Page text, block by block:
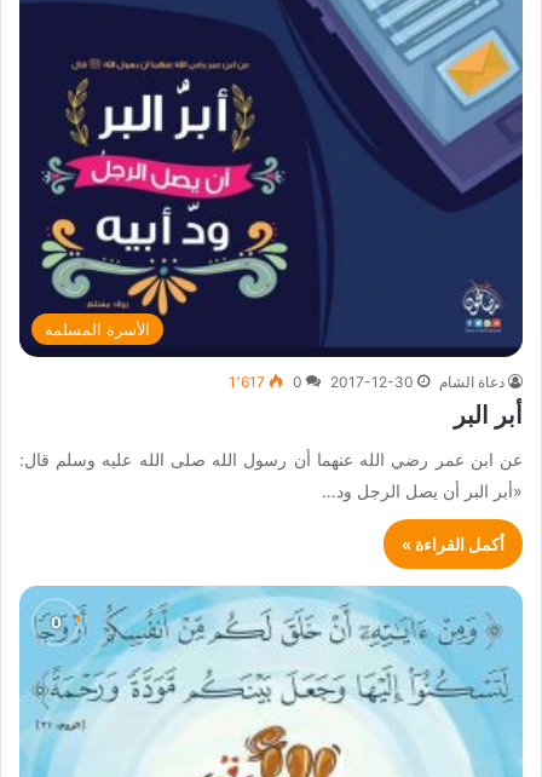
الأسرة المسلمة
دعاة الشام 2017-12-30
0 1٬617
أبر البر
عن ابن عمر رضي الله عنهما أن رسول الله صلى الله عليه وسلم قال:
«أبر البر أن يصل الرجل ود…
أكمل القراءة »